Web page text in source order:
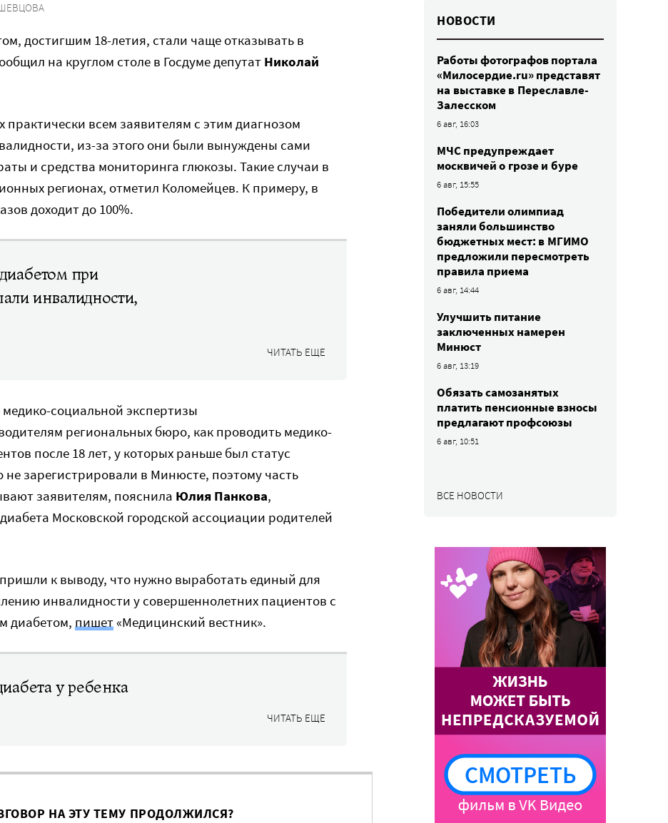
достигшим 18-летия, стали чаще отказывать в
на круглом столе в Госдуме депутат Николай
практически всем заявителям с этим диагнозом
из-за этого они были вынуждены сами
и средства мониторинга глюкозы. Такие случаи в
регионах, отметил Коломейцев. К примеру, в
доходит до 100%.
при
инвалидности,
ЧИТАТЬ ЕЩЕ
социальной экспертизы
региональных бюро, как проводить медико-
после 18 лет, у которых раньше был статус
зарегистрировали в Минюсте, поэтому часть
заявителям, пояснила Юлия Панкова,
Московской городской ассоциации родителей
к выводу, что нужно выработать единый для
инвалидности у совершеннолетних пациентов с
диабетом, пишет«Медицинский вестник».
у ребенка
ЧИТАТЬ ЕЩЕ
НА ЭТУ ТЕМУ ПРОДОЛЖИЛСЯ?
НОВОСТИ
Работы фотографов портала
«Милосердие.ru» представят
на выставке в Переславле-
Залесском
6 авг, 16:03
МЧС предупреждает
москвичей о грозе и буре
6 авг, 15:55
Победители олимпиад
заняли большинство
бюджетных мест: в МГИМО
предложили пересмотреть
правила приема
6 авг, 14:44
Улучшить питание
заключенных намерен
Минюст
6 авг, 13:19
Обязать самозанятых
платить пенсионные взносы
предлагают профсоюзы
6 авг, 10:51
ВСЕ НОВОСТИ